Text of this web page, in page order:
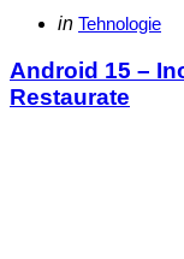
Categories
Posted
in Tehnologie
Android 15 –
Restaurate